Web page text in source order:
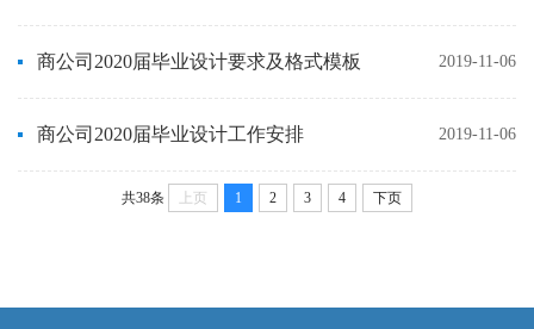
2019-11-06
商公司2020届毕业设计要求及格式模板
2019-11-06
商公司2020届毕业设计工作安排
共38条 上页 1 2 3 4 下页